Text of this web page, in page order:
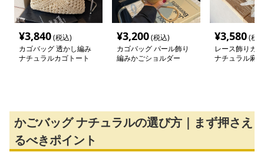
¥3,840(税込)
カゴバッグ 透かし編み
ナチュラルカゴトート
¥3,200(税込)
カゴバッグ パール飾り
編みかごショルダー
¥3,580(税
レース飾りカ
ナチュラル麻
かごバッグ ナチュラルの選び方｜まず押さえ
るべきポイント